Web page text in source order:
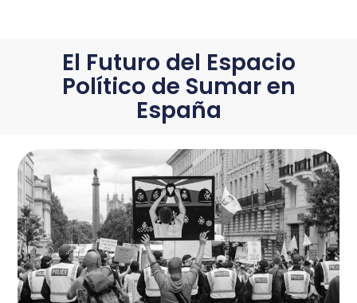
El Futuro del Espacio
Político de Sumar en
España